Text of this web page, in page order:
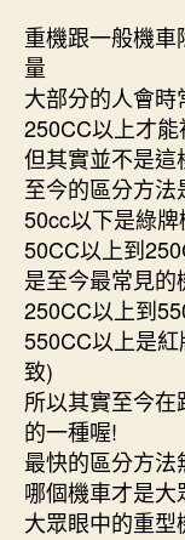
重機跟一般機
量
大部分的人會
250CC以上才
但其實並不是這
至今的區分方法
50cc以下是綠
50CC以上到
是至今最常見的
250CC以上到
550CC以上是
致)
所以其實至今
的一種喔!
最快的區分方
哪個機車才是
大眾眼中的重